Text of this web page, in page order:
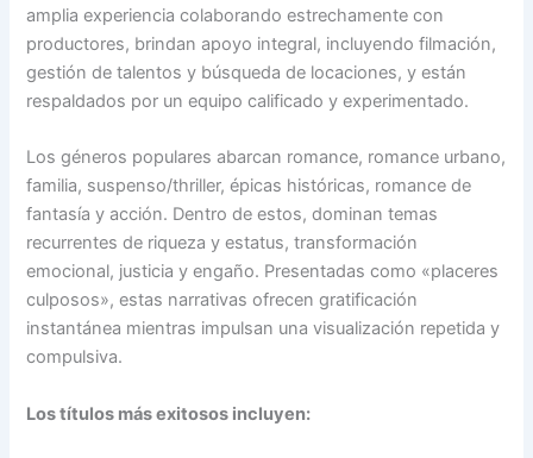
amplia experiencia colaborando estrechamente con
productores, brindan apoyo integral, incluyendo filmación,
gestión de talentos y búsqueda de locaciones, y están
respaldados por un equipo calificado y experimentado.
Los géneros populares abarcan romance, romance urbano,
familia, suspenso/thriller, épicas históricas, romance de
fantasía y acción. Dentro de estos, dominan temas
recurrentes de riqueza y estatus, transformación
emocional, justicia y engaño. Presentadas como «placeres
culposos», estas narrativas ofrecen gratificación
instantánea mientras impulsan una visualización repetida y
compulsiva.
Los títulos más exitosos incluyen: